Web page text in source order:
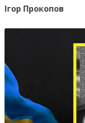
Ігор Прокопов